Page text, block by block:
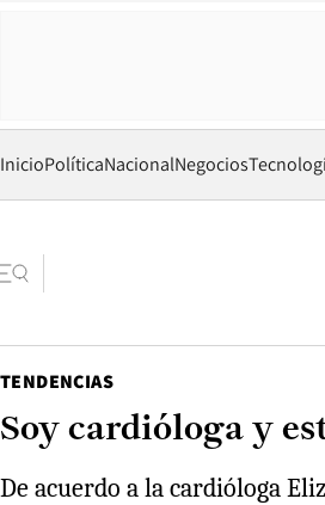
InicioPolíticaNacionalNegocios
TENDENCIAS
Soy cardióloga y
De acuerdo a la cardióloga